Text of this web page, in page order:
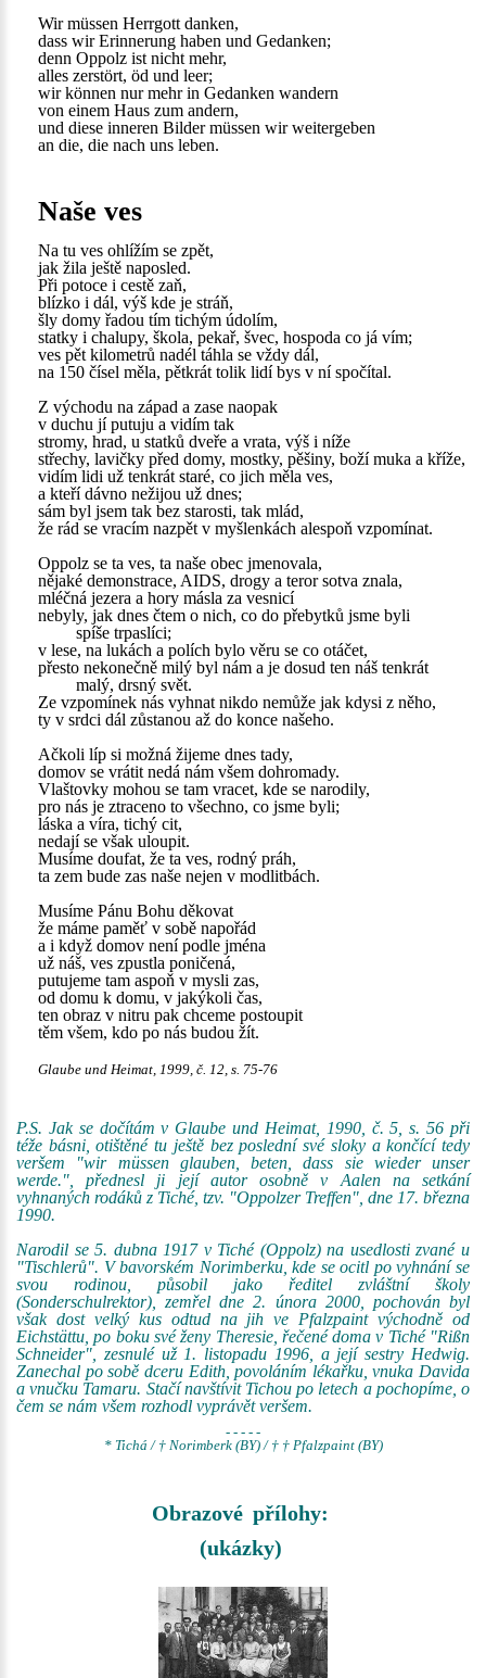
Wir müssen Herrgott danken,
dass wir Erinnerung haben und Gedanken;
denn Oppolz ist nicht mehr,
alles zerstört, öd und leer;
wir können nur mehr in Gedanken wandern
von einem Haus zum andern,
und diese inneren Bilder müssen wir weitergeben
an die, die nach uns leben.
Naše ves
Na tu ves ohlížím se zpět,
jak žila ještě naposled.
Při potoce i cestě zaň,
blízko i dál, výš kde je stráň,
šly domy řadou tím tichým údolím,
statky i chalupy, škola, pekař, švec, hospoda co já vím;
ves pět kilometrů nadél táhla se vždy dál,
na 150 čísel měla, pětkrát tolik lidí bys v ní spočítal.
Z východu na západ a zase naopak
v duchu jí putuju a vidím tak
stromy, hrad, u statků dveře a vrata, výš i níže
střechy, lavičky před domy, mostky, pěšiny, boží muka a kříže,
vidím lidi už tenkrát staré, co jich měla ves,
a kteří dávno nežijou už dnes;
sám byl jsem tak bez starosti, tak mlád,
že rád se vracím nazpět v myšlenkách alespoň vzpomínat.
Oppolz se ta ves, ta naše obec jmenovala,
nějaké demonstrace, AIDS, drogy a teror sotva znala,
mléčná jezera a hory másla za vesnicí
nebyly, jak dnes čtem o nich, co do přebytků jsme byli
spíše trpaslíci;
v lese, na lukách a polích bylo věru se co otáčet,
přesto nekonečně milý byl nám a je dosud ten náš tenkrát
malý, drsný svět.
Ze vzpomínek nás vyhnat nikdo nemůže jak kdysi z něho,
ty v srdci dál zůstanou až do konce našeho.
Ačkoli líp si možná žijeme dnes tady,
domov se vrátit nedá nám všem dohromady.
Vlaštovky mohou se tam vracet, kde se narodily,
pro nás je ztraceno to všechno, co jsme byli;
láska a víra, tichý cit,
nedají se však uloupit.
Musíme doufat, že ta ves, rodný práh,
ta zem bude zas naše nejen v modlitbách.
Musíme Pánu Bohu děkovat
že máme paměť v sobě napořád
a i když domov není podle jména
už náš, ves zpustla poničená,
putujeme tam aspoň v mysli zas,
od domu k domu, v jakýkoli čas,
ten obraz v nitru pak chceme postoupit
těm všem, kdo po nás budou žít.
Glaube und Heimat, 1999, č. 12, s. 75-76
P.S. Jak se dočítám v Glaube und Heimat, 1990, č. 5, s. 56 při
téže básni, otištěné tu ještě bez poslední své sloky a končící tedy
veršem "wir müssen glauben, beten, dass sie wieder unser
werde.", přednesl ji její autor osobně v Aalen na setkání
vyhnaných rodáků z Tiché, tzv. "Oppolzer Treffen", dne 17. března
1990.
Narodil se 5. dubna 1917 v Tiché (Oppolz) na usedlosti zvané u
"Tischlerů". V bavorském Norimberku, kde se ocitl po vyhnání se
svou rodinou, působil jako ředitel zvláštní školy
(Sonderschulrektor), zemřel dne 2. února 2000, pochován byl
však dost velký kus odtud na jih ve Pfalzpaint východně od
Eichstättu, po boku své ženy Theresie, řečené doma v Tiché "Rißn
Schneider", zesnulé už 1. listopadu 1996, a její sestry Hedwig.
Zanechal po sobě dceru Edith, povoláním lékařku, vnuka Davida
a vnučku Tamaru. Stačí navštívit Tichou po letech a pochopíme, o
čem se nám všem rozhodl vyprávět veršem.
- - - - -
* Tichá / † Norimberk (BY) / † † Pfalzpaint (BY)
Obrazové přílohy:
(ukázky)